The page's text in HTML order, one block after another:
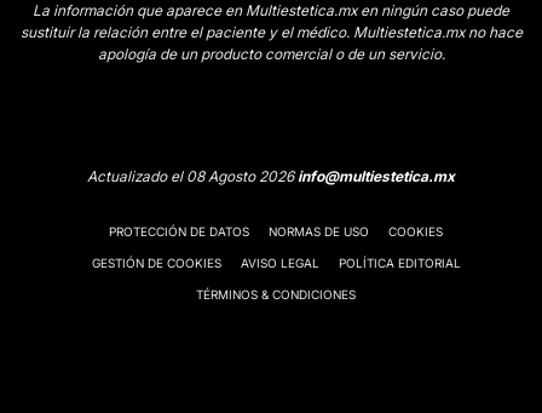
La información que aparece en Multiestetica.mx en ningún caso puede
sustituir la relación entre el paciente y el médico. Multiestetica.mx no hace
apología de un producto comercial o de un servicio.
Actualizado el 08 Agosto 2026info@multiestetica.mx
PROTECCIÓN DE DATOS NORMAS DE USO COOKIES
GESTIÓN DE COOKIES AVISO LEGAL POLÍTICA EDITORIAL
TÉRMINOS & CONDICIONES